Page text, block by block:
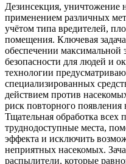
Дезинсекция, уничтожение
применением различных
учётом типа вредителей,
помещения. Ключевая
обеспечении максимальной
безопасности для людей и
технологии
специализированных
действием против
риск повторного появления
Тщательная обработка всех
труднодоступные места,
эффекта и исключить
неприятных насекомых.
распылители, которые